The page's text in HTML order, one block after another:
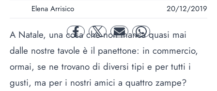
Elena Arrisico 20/12/2019
facebooktwitter mail whatsapp
A Natale, una cosa che non manca quasi mai
dalle nostre tavole è il panettone: in commercio,
ormai, se ne trovano di diversi tipi e per tutti i
gusti, ma per i nostri amici a quattro zampe?